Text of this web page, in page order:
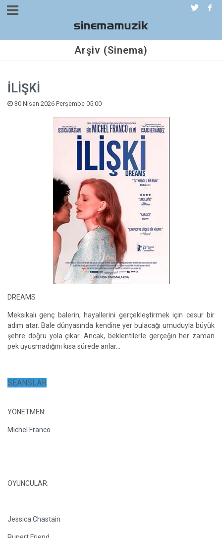
Arşiv (Sinema)
İLİŞKİ
30 Nisan 2026 Perşembe 05:00
DREAMS
Meksikalı genç balerin, hayallerini gerçekleştirmek için cesur bir
adım atar. Bale dünyasında kendine yer bulacağı umuduyla büyük
şehre doğru yola çıkar. Ancak, beklentilerle gerçeğin her zaman
pek uyuşmadığını kısa sürede anlar...
SEANSLAR
YÖNETMEN:
Michel Franco
OYUNCULAR:
Jessica Chastain